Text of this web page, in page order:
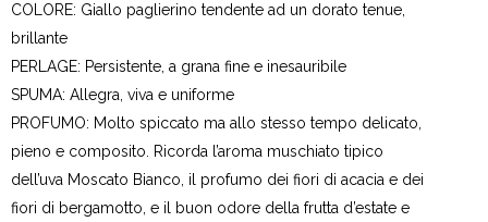
COLORE: Giallo paglierino tendente ad un dorato tenue,
brillante
PERLAGE: Persistente, a grana fine e inesauribile
SPUMA: Allegra, viva e uniforme
PROFUMO: Molto spiccato ma allo stesso tempo delicato,
pieno e composito. Ricorda l’aroma muschiato tipico
dell’uva Moscato Bianco, il profumo dei fiori di acacia e dei
fiori di bergamotto, e il buon odore della frutta d’estate e